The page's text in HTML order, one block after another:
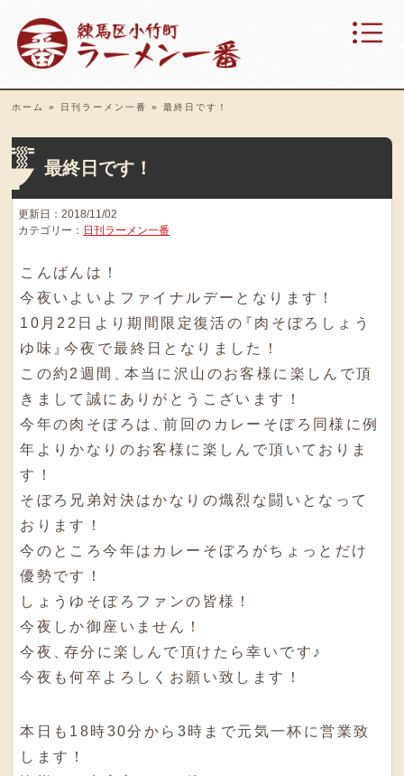
ホーム » 日刊ラーメン一番 » 最終日です！
最終日です！
更新日：2018/11/02
カテゴリー： 日刊ラーメン一番
こんばんは！
今夜いよいよファイナルデーとなります！
10月22日より期間限定復活の『 肉そぼろしょう
ゆ味 』今夜で最終日となりました！
この約2週間
、本当に沢山のお客様に楽しんで頂
きまして誠にありがとうこざいます！
今年の肉そぼろは
、前回のカレーそぼろ同様に例
年よりかなりのお客様に楽しんで頂いておりま
す！
そぼろ兄弟対決はかなりの熾烈な闘いとなって
おります！
今のところ今年はカレーそぼろがちょっとだけ
優勢です！
しょうゆそぼろファンの皆様！
今夜しか御座いません！
今夜
、存分に楽しんで頂けたら幸いです♪
今夜も何卒よろしくお願い致します！
本日も18時30分から3時まで元気一杯に営業致
します！